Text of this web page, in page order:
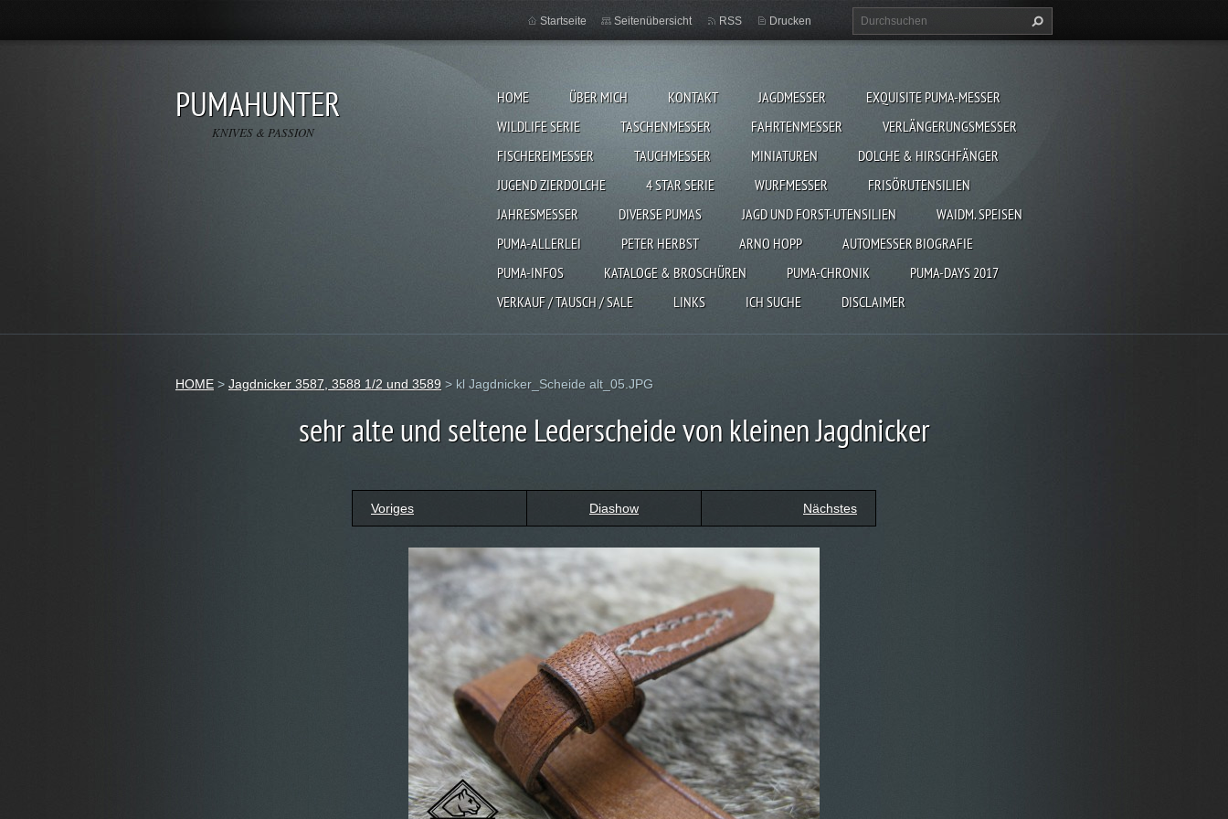
PUMAHUNTER
KNIVES & PASSION
HOME ÜBER MICH KONTAKT JAGDMESSER
EXQUISITE PUMA-MESSER
WILDLIFE SERIE
TASCHENMESSER FAHRTENMESSER
VERLÄNGERUNGSMESSER
FISCHEREIMESSER
TAUCHMESSER MINIATUREN
DOLCHE & HIRSCHFÄNGER
JUGEND ZIERDOLCHE
4 STAR SERIE WURFMESSER
FRISÖRUTENSILIEN
JAHRESMESSER
DIVERSE PUMAS JAGD UND FORST-UTENSILIEN
WAIDM. SPEISEN
PUMA-ALLERLEI
PETER HERBST ARNO HOPP
AUTOMESSER BIOGRAFIE
PUMA-INFOS
KATALOGE & BROSCHÜREN PUMA-CHRONIK
PUMA-DAYS 2017
VERKAUF / TAUSCH / SALE
LINKS ICH SUCHE DISCLAIMER
Startseite Seitenübersicht RSS Drucken
HOME > Jagdnicker 3587, 3588 1/2 und 3589 > kl Jagdnicker_Scheide alt_05.JPG
sehr alte und seltene Lederscheide von kleinen Jagdnicker
Voriges Diashow Nächstes